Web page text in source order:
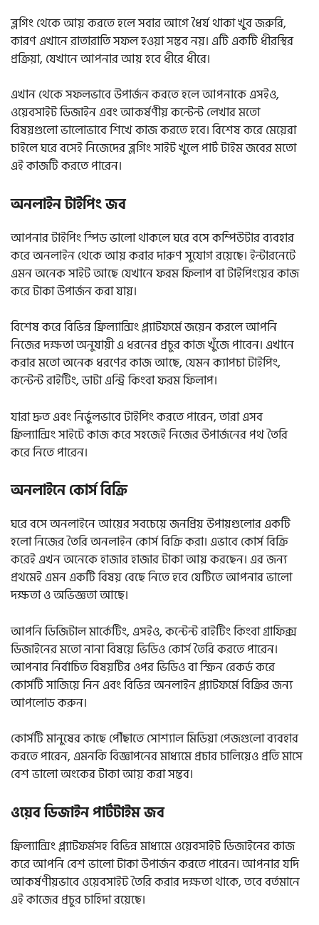
ব্লগিং থেকে আয় করতে হলে সবার আগে ধৈর্য থাকা খুব জরুরি,
কারণ এখানে রাতারাতি সফল হওয়া সম্ভব নয়। এটি একটি ধীরস্থির
প্রক্রিয়া, যেখানে আপনার আয় হবে ধীরে ধীরে।
এখান থেকে সফলভাবে উপার্জন করতে হলে আপনাকে এসইও,
ওয়েবসাইট ডিজাইন এবং আকর্ষণীয় কন্টেন্ট লেখার মতো
বিষয়গুলো ভালোভাবে শিখে কাজ করতে হবে। বিশেষ করে মেয়েরা
চাইলে ঘরে বসেই নিজেদের ব্লগিং সাইট খুলে পার্ট টাইম জবের মতো
এই কাজটি করতে পারেন।
অনলাইন টাইপিং জব
আপনার টাইপিং স্পিড ভালো থাকলে ঘরে বসে কম্পিউটার ব্যবহার
করে অনলাইন থেকে আয় করার দারুণ সুযোগ রয়েছে। ইন্টারনেটে
এমন অনেক সাইট আছে যেখানে ফরম ফিলাপ বা টাইপিংয়ের কাজ
করে টাকা উপার্জন করা যায়।
বিশেষ করে বিভিন্ন ফ্রিল্যান্সিং প্ল্যাটফর্মে জয়েন করলে আপনি
নিজের দক্ষতা অনুযায়ী এ ধরনের প্রচুর কাজ খুঁজে পাবেন। এখানে
করার মতো অনেক ধরণের কাজ আছে, যেমন ক্যাপচা টাইপিং,
কন্টেন্ট রাইটিং, ডাটা এন্ট্রি কিংবা ফরম ফিলাপ।
যারা দ্রুত এবং নির্ভুলভাবে টাইপিং করতে পারেন, তারা এসব
ফ্রিল্যান্সিং সাইটে কাজ করে সহজেই নিজের উপার্জনের পথ তৈরি
করে নিতে পারেন।
অনলাইনে কোর্স বিক্রি
ঘরে বসে অনলাইনে আয়ের সবচেয়ে জনপ্রিয় উপায়গুলোর একটি
হলো নিজের তৈরি অনলাইন কোর্স বিক্রি করা। এভাবে কোর্স বিক্রি
করেই এখন অনেকে হাজার হাজার টাকা আয় করছেন। এর জন্য
প্রথমেই এমন একটি বিষয় বেছে নিতে হবে যেটিতে আপনার ভালো
দক্ষতা ও অভিজ্ঞতা আছে।
আপনি ডিজিটাল মার্কেটিং, এসইও, কন্টেন্ট রাইটিং কিংবা গ্রাফিক্স
ডিজাইনের মতো নানা বিষয়ে ভিডিও কোর্স তৈরি করতে পারেন।
আপনার নির্বাচিত বিষয়টির ওপর ভিডিও বা স্ক্রিন রেকর্ড করে
কোর্সটি সাজিয়ে নিন এবং বিভিন্ন অনলাইন প্ল্যাটফর্মে বিক্রির জন্য
আপলোড করুন।
কোর্সটি মানুষের কাছে পৌঁছাতে সোশ্যাল মিডিয়া পেজগুলো ব্যবহার
করতে পারেন, এমনকি বিজ্ঞাপনের মাধ্যমে প্রচার চালিয়েও প্রতি মাসে
বেশ ভালো অংকের টাকা আয় করা সম্ভব।
ওয়েব ডিজাইন পার্টটাইম জব
ফ্রিল্যান্সিং প্ল্যাটফর্মসহ বিভিন্ন মাধ্যমে ওয়েবসাইট ডিজাইনের কাজ
করে আপনি বেশ ভালো টাকা উপার্জন করতে পারেন। আপনার যদি
আকর্ষণীয়ভাবে ওয়েবসাইট তৈরি করার দক্ষতা থাকে, তবে বর্তমানে
এই কাজের প্রচুর চাহিদা রয়েছে।